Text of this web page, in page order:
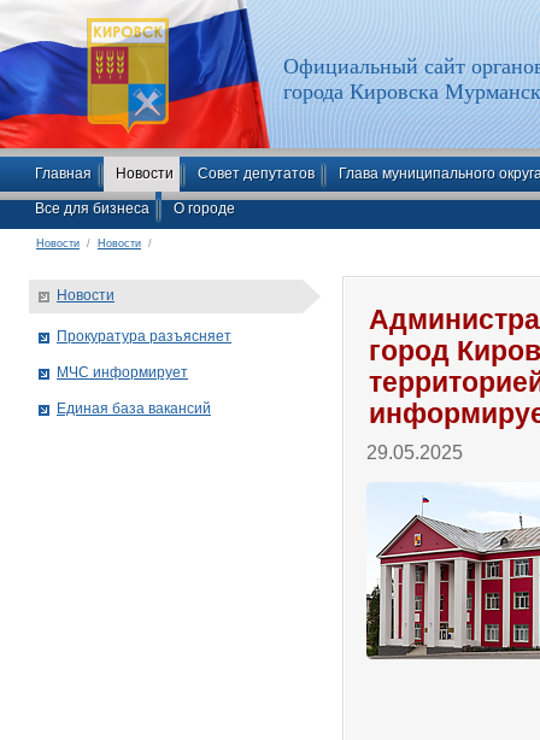
Официальный сайт
города Кировска
Главная Новости Совет депутатов Глава муниципального
Все для бизнеса О городе
Новости / Новости /
город
29.05.2025
Новости
Прокуратура разъясняет
МЧС информирует
Единая база вакансий